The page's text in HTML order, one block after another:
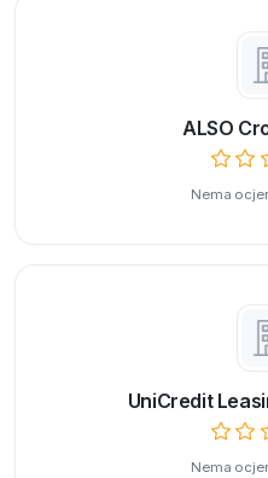
ALSO
Nema
UniCredit
Nema